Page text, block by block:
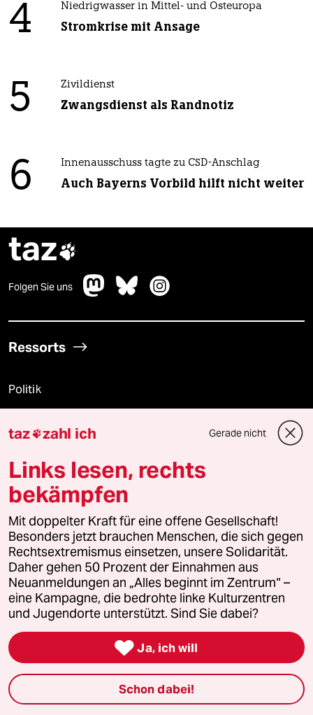
4 Niedrigwasser in Mittel- und Osteuropa
Stromkrise mit Ansage
5 Zivildienst
Zwangsdienst als Randnotiz
6 Innenausschuss tagte zu CSD-Anschlag
Auch Bayerns Vorbild hilft nicht weiter
taz
Folgen Sie uns
Ressorts
Politik
Gesellschaft
Kultur
Sport
Berlin
Nord
Wahrheit
Themen
taz zahl ich Gerade nicht
Links lesen, rechts
bekämpfen
Mit doppelter Kraft für eine offene Gesellschaft!
Besonders jetzt brauchen Menschen, die sich gegen
Rechtsextremismus einsetzen, unsere Solidarität.
Daher gehen 50 Prozent der Einnahmen aus
Neuanmeldungen an „Alles beginnt im Zentrum“ –
eine Kampagne, die bedrohte linke Kulturzentren
und Jugendorte unterstützt. Sind Sie dabei?
 Ja, ich will
Schon dabei!